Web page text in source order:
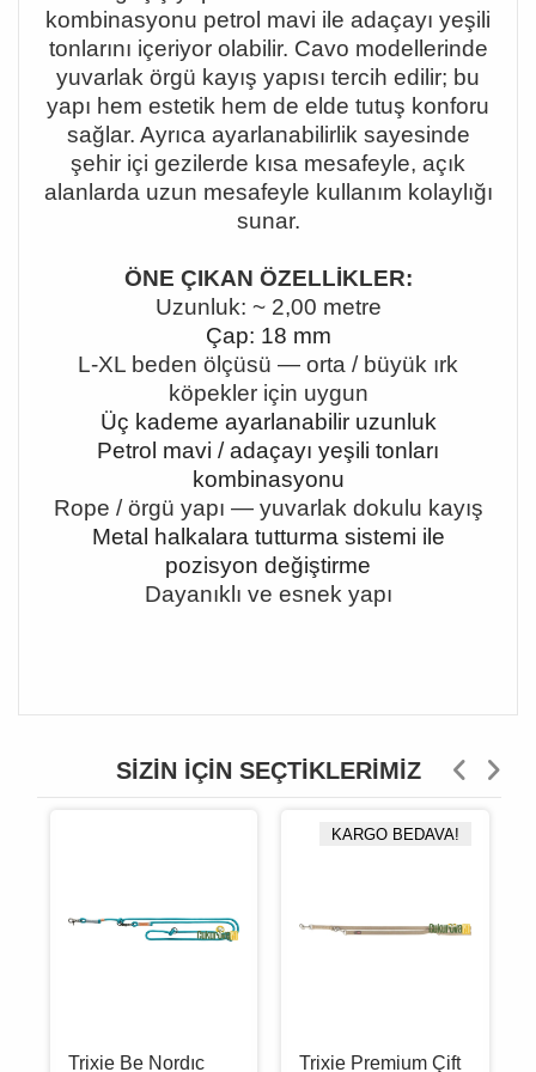
kombinasyonu petrol mavi ile adaçayı yeşili
tonlarını içeriyor olabilir. Cavo modellerinde
yuvarlak örgü kayış yapısı tercih edilir; bu
yapı hem estetik hem de elde tutuş konforu
sağlar. Ayrıca ayarlanabilirlik sayesinde
şehir içi gezilerde kısa mesafeyle, açık
alanlarda uzun mesafeyle kullanım kolaylığı
sunar.
ÖNE ÇIKAN ÖZELLİKLER:
Uzunluk: ~ 2,00 metre
Çap: 18 mm
L-XL beden ölçüsü — orta / büyük ırk
köpekler için uygun
Üç kademe ayarlanabilir uzunluk
Petrol mavi / adaçayı yeşili tonları
kombinasyonu
Rope / örgü yapı — yuvarlak dokulu kayış
Metal halkalara tutturma sistemi ile
pozisyon değiştirme
Dayanıklı ve esnek yapı
SIZIN İÇIN SEÇTIKLERIMIZ
Trixie Be Nordıc
KARGO BEDAVA!
Trixie Premium Çift